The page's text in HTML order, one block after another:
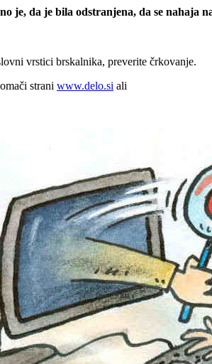
je, da je bila odstranjena, da se nahaja
vrstici brskalnika, preverite črkovanje.
strani www.delo.si ali